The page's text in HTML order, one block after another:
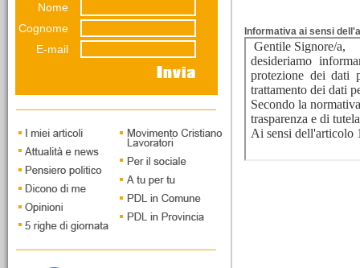
12/03/2026
La lunga impronta del
dissesto
Una decisione presa nel
luglio 2012 pesa ancora
Piercarlo Fabbio di
Massimo Taggiasco
12/03/2026
Nome
Cognome
E-mail
Informativa ai sensi